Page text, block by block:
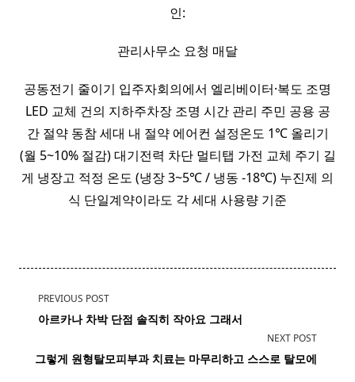
인:
관리사무소 요청 매달
공동전기 줄이기 입주자회의에서 엘리베이터·복도 조명
LED 교체 건의 지하주차장 조명 시간 관리 주민 공용 공
간 절약 동참 세대 내 절약 에어컨 설정온도 1℃ 올리기
(월 5~10% 절감) 대기전력 차단 멀티탭 가전 교체 주기 길
게 냉장고 적정 온도 (냉장 3~5℃ / 냉동 -18℃) 누진제 의
식 단일계약이라도 각 세대 사용량 기준
<span
class="nav-
screen-
PREVIOUS POST
아르카나 차박 단점 솔직히 작아요 그래서
NEXT POST
그렇게 원형탈모피부과치료는 마무리하고 스스로 탈모에